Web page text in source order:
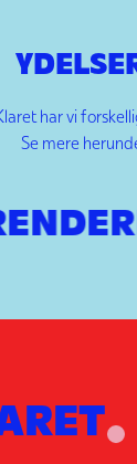
har vi
Se mere